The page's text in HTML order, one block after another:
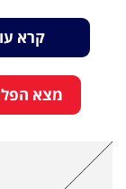
קרא
מצא